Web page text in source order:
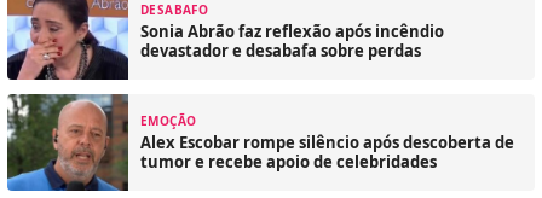
DESABAFO
Sonia Abrão faz reflexão após incêndio
devastador e desabafa sobre perdas
EMOÇÃO
Alex Escobar rompe silêncio após descoberta de
tumor e recebe apoio de celebridades